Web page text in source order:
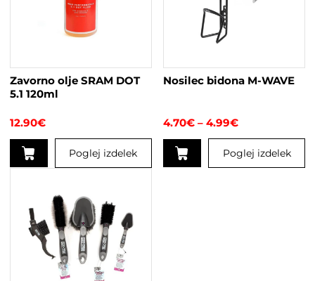
strani
izdelka
Zavorno olje SRAM DOT
5.1 120ml
12.90€
Poglej izdelek
Nosilec bidona M-WAVE
4.70€ – 4.99€Cenovni
od
4.70€
do
Poglej izdelek